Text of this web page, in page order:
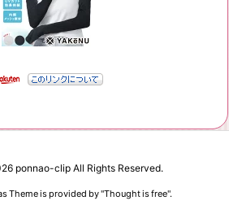
ponnao-clip All Rights Reserved.
Theme is provided by "Thought is free".